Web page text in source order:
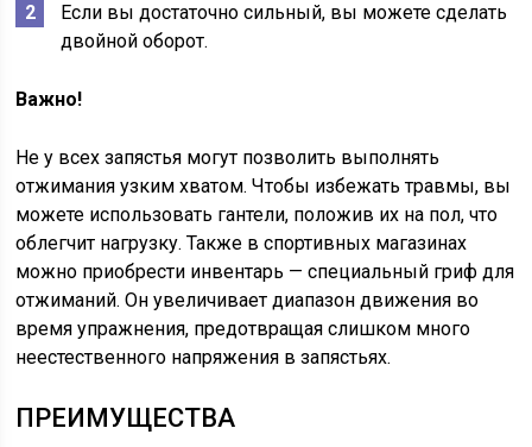
Если вы достаточно сильный, вы можете сделать
двойной оборот.
Важно!
Не у всех запястья могут позволить выполнять
отжимания узким хватом. Чтобы избежать травмы, вы
можете использовать гантели, положив их на пол, что
облегчит нагрузку. Также в спортивных магазинах
можно приобрести инвентарь — специальный гриф для
отжиманий. Он увеличивает диапазон движения во
время упражнения, предотвращая слишком много
неестественного напряжения в запястьях.
ПРЕИМУЩЕСТВА